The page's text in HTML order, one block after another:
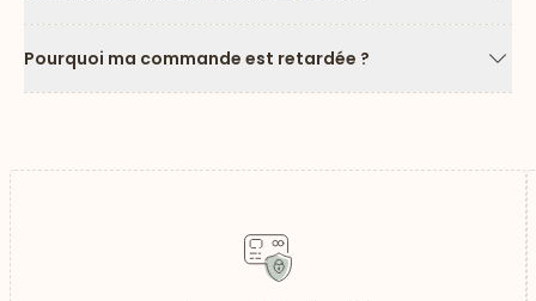
Pourquoi ma commande est retardée ?